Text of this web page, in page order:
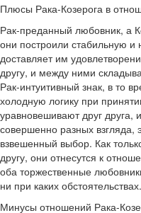
Плюсы Рака-Козерога в
Рак-преданный любовник, а
они построили стабильную и
доставляет им
другу, и между ними
Рак-интуитивный знак, в то
холодную логику при
уравновешивают друг друга,
совершенно разных взгляда,
взвешенный выбор. Как
другу, они отнесутся к
оба торжественные
ни при каких обстоятельствах.
Минусы отношений Рака-